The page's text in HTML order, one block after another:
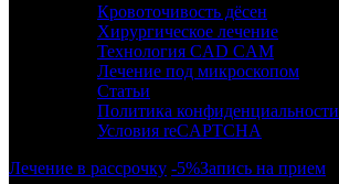
Кровоточивость дёсен
Хирургическое лечение
Технология CAD CAM
Лечение под микроскопом
Статьи
Политика конфиденциальности
Условия reCAPTCHA
Лечение в рассрочку -5%Запись на прием